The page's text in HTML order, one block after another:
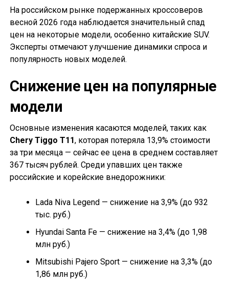
На российском рынке подержанных кроссоверов
весной 2026 года наблюдается значительный спад
цен на некоторые модели, особенно китайские SUV.
Эксперты отмечают улучшение динамики спроса и
популярность новых моделей.
Снижение цен на популярные
модели
Основные изменения касаются моделей, таких как
Chery Tiggo T11, которая потеряла 13,9% стоимости
за три месяца — сейчас ее цена в среднем составляет
367 тысяч рублей. Среди упавших цен также
российские и корейские внедорожники:
Lada Niva Legend — снижение на 3,9% (до 932
тыс. руб.)
Hyundai Santa Fe — снижение на 3,4% (до 1,98
млн руб.)
Mitsubishi Pajero Sport — снижение на 3,3% (до
1,86 млн руб.)